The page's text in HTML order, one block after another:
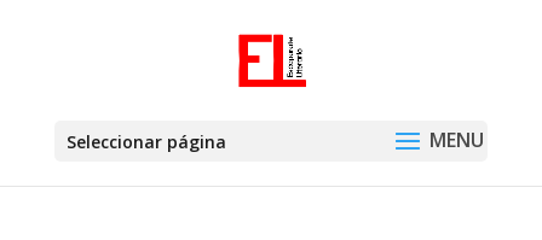
Seleccionar página